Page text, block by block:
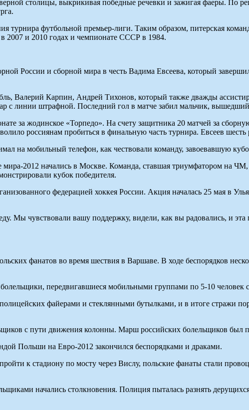
столицы, выкрикивая победные речевки и зажигая фаеры. По
турнира футбольной премьер-лиги. Таким образом, питерская
2007 и 2010 годах и чемпионате СССР в 1984.
России и сборной мира в честь Вадима Евсеева, который
Валерий Карпин, Андрей Тихонов, который также дважды
с линии штрафной. Последний гол в матче забил мальчик, вышедший
за жодинское «Торпедо». На счету защитника 20 матчей за
россиянам пробиться в финальную часть турнира. Евсеев
на мобильный телефон, как чествовали команду, завоевавшую
2012 начались в Москве. Команда, ставшая триумфатором на
кубок победителя.
федерацией хоккея России. Акция началась 25 мая в
Мы чувствовали вашу поддержку, видели, как вы радовались, и
фанатов во время шествия в Варшаве. В ходе беспорядков
передвигавшиеся мобильными группами по 5-10 человек
файерами и стеклянными бутылками, и в итоге стражи
с пути движения колонны. Марш российских болельщиков был
Польши на Евро-2012 закончился беспорядками и драками.
к стадиону по мосту через Вислу, польские фанаты стали
начались столкновения. Полиция пыталась разнять